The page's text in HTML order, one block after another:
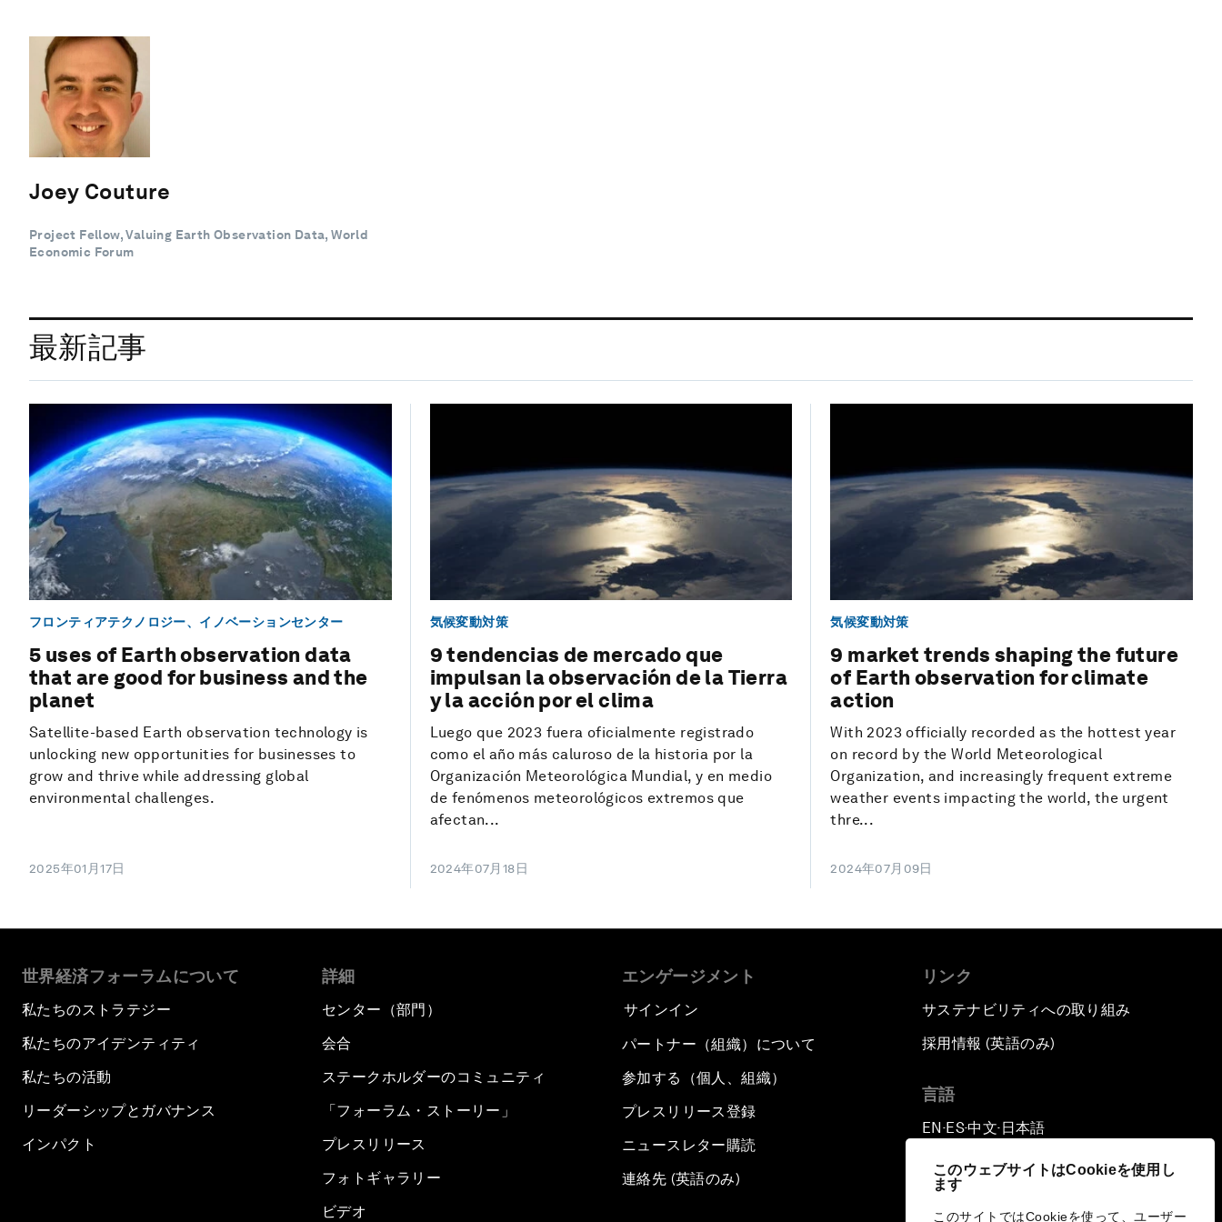
このウェブサイトはCookieを使用し
ます
このサイトではCookieを使って、ユーザー
Joey Couture
Project Fellow, Valuing Earth Observation Data, World
Economic Forum
最新記事
フロンティアテクノロジー、イノベーションセンター
5 uses of Earth observation data
that are good for business and the
planet
Satellite-based Earth observation technology is
unlocking new opportunities for businesses to
grow and thrive while addressing global
environmental challenges.
2025年01月17日
気候変動対策
9 tendencias de mercado que
impulsan la observación de la Tierra
y la acción por el clima
Luego que 2023 fuera oficialmente registrado
como el año más caluroso de la historia por la
Organización Meteorológica Mundial, y en medio
de fenómenos meteorológicos extremos que
afectan...
2024年07月18日
気候変動対策
9 market trends shaping the future
of Earth observation for climate
action
With 2023 officially recorded as the hottest year
on record by the World Meteorological
Organization, and increasingly frequent extreme
weather events impacting the world, the urgent
thre...
2024年07月09日
世界経済フォーラムについて
私たちのストラテジー
私たちのアイデンティティ
私たちの活動
リーダーシップとガバナンス
インパクト
詳細
センター（部門）
会合
ステークホルダーのコミュニティ
「フォーラム・ストーリー」
プレスリリース
フォトギャラリー
ビデオ
エンゲージメント
サインイン
パートナー（組織）について
参加する（個人、組織）
プレスリリース登録
ニュースレター購読
連絡先 (英語のみ)
リンク
サステナビリティへの取り組み
採用情報 (英語のみ)
言語
EN ▪ ES▪中文▪ 日本語